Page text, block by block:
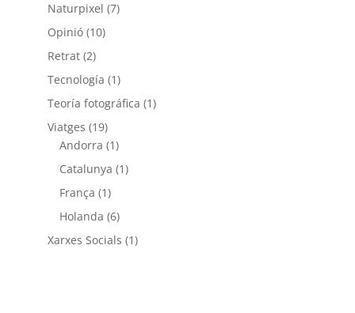
Naturpixel (7)
Opinió(10)
Retrat(2)
Tecnología (1)
Teoría fotográfica (1)
Viatges (19)
Andorra (1)
Catalunya (1)
França (1)
Holanda (6)
Xarxes Socials (1)